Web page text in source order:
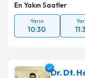
En Yakın Saatler
Yarın
10:30
Dr. Dt.